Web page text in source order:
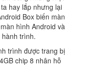
hay lắp nhưng lại
Box biến màn
hình Android và
trình.
trình được trang bị
chip 8 nhân hỗ